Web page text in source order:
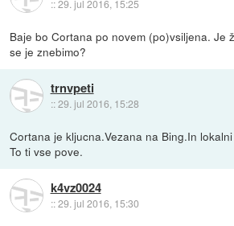
::29. jul 2016, 15:25
Baje bo Cortana po novem (po)vsiljena. Je
se je znebimo?
trnvpeti
::29. jul 2016, 15:28
Cortana je kljucna.Vezana na Bing.In
To ti vse pove.
k4vz0024
::29. jul 2016, 15:30